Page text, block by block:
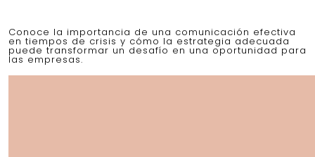
Conoce la importancia de una comunicación efectiva
en tiempos de crisis y cómo la estrategia adecuada
puede transformar un desafío en una oportunidad para
las empresas.